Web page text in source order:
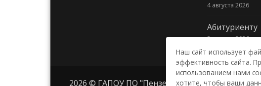
4 августа 2026
Абитуриенту
3 августа 2026
2026 © ГАПОУ ПО "Пензенский колледж
Наш сайт использует
эффективность сайта.
использованием нами
хотите, чтобы ваши